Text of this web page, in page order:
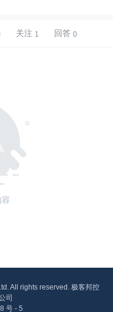
关注 回答
All rights reserved. 极客邦控
司
号 - 5